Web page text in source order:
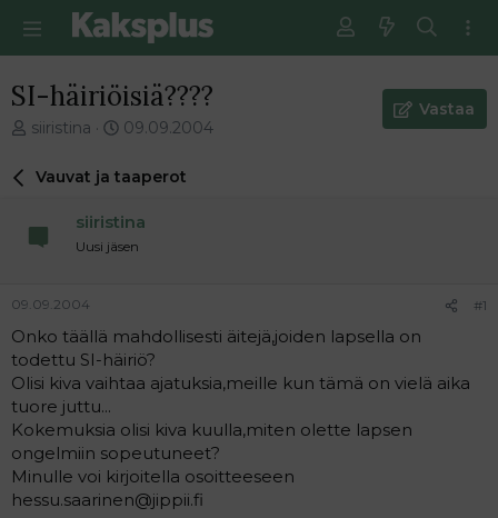
SI-häiriöisiä????
V
e
i
t
u
n
a
l
o
t
t
a
siiristina
E
s
m
m
ä
n
v
i
s
i
09.09.2004
Vastaa
Vauvat ja taaperot
siiristina
Uusi jäsen
09.09.2004 #1
Onko täällä mahdollisesti äitejä,joiden lapsella on
todettu SI-häiriö?
Olisi kiva vaihtaa ajatuksia,meille kun tämä on vielä aika
tuore juttu...
Kokemuksia olisi kiva kuulla,miten olette lapsen
ongelmiin sopeutuneet?
Minulle voi kirjoitella osoitteeseen
hessu.saarinen@jippii.fi